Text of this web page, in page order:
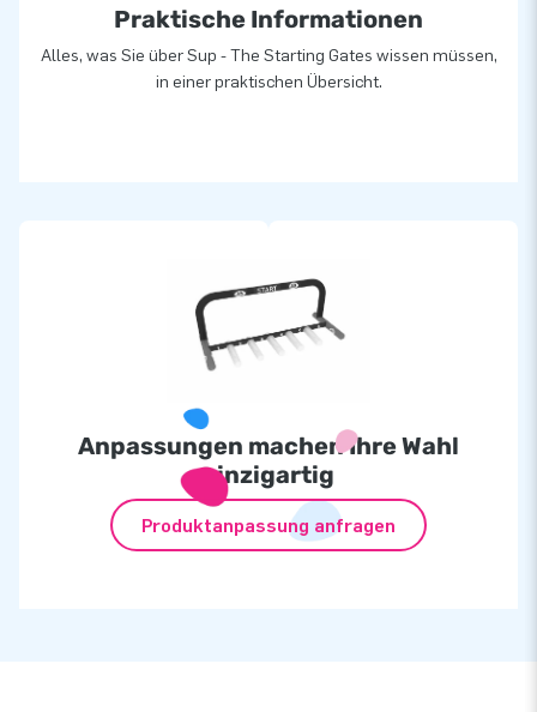
Praktische Informationen
Alles, was Sie über Sup - The Starting Gates wissen müssen,
in einer praktischen Übersicht.
Anpassungen machen Ihre Wahl
einzigartig
Produktanpassung anfragen